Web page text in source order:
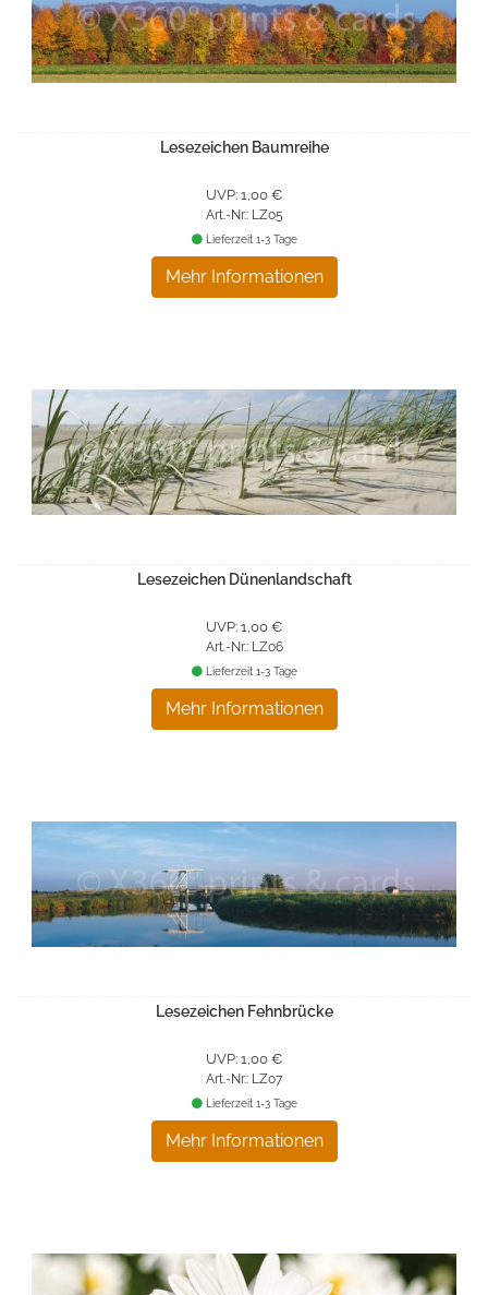
Lesezeichen Baumreihe
UVP: 1,00 €
Art.-Nr.: LZ05
Mehr Informationen
Lieferzeit 1-3 Tage
Lesezeichen Dünenlandschaft
UVP: 1,00 €
Art.-Nr.: LZ06
Mehr Informationen
Lieferzeit 1-3 Tage
Lesezeichen Fehnbrücke
UVP: 1,00 €
Art.-Nr.: LZ07
Mehr Informationen
Lieferzeit 1-3 Tage